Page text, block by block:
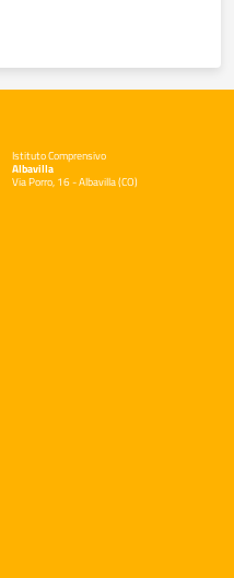
Istituto Comprensivo
Albavilla
Via Porro, 16 - Albavilla (CO)
— Visita la pagina iniziale della scuola